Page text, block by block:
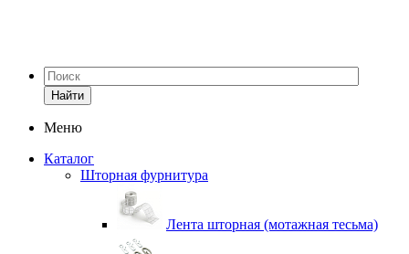
Найти
Меню
Каталог
Шторная фурнитура
Лента шторная (мотажная тесьма)